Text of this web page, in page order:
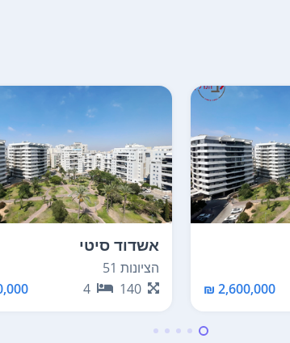
2,600,000 ₪
אשדוד סיטי
הציונות 51
140
4
₪